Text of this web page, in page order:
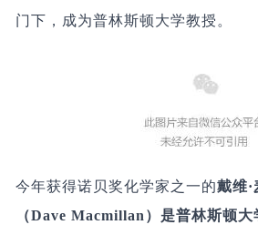
门下，成为普林斯顿大学教授。
今年获得诺贝奖化学家之一的戴维
（Dave Macmillan）是普林斯顿